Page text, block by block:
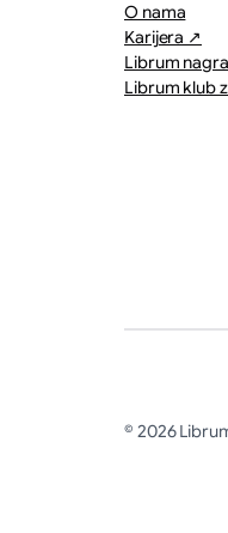
O nama
Karijera ↗
Librum
Librum klub
© 2026